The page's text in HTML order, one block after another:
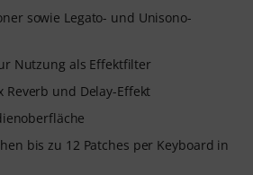
sowie Legato- und Unisono-
Nutzung als Effektfilter
und Delay-Effekt
bis zu 12 Patches per Keyboard in